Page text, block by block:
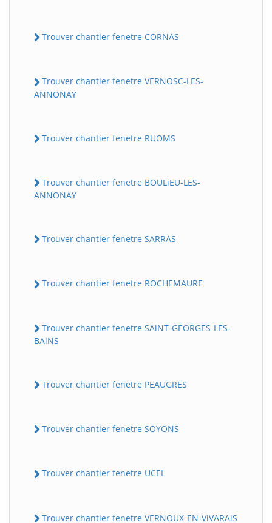
Trouver chantier fenetre CORNAS
Trouver chantier fenetre VERNOSC-LES-
ANNONAY
Trouver chantier fenetre RUOMS
Trouver chantier fenetre BOULiEU-LES-
ANNONAY
Trouver chantier fenetre SARRAS
Trouver chantier fenetre ROCHEMAURE
Trouver chantier fenetre SAiNT-GEORGES-LES-
BAiNS
Trouver chantier fenetre PEAUGRES
Trouver chantier fenetre SOYONS
Trouver chantier fenetre UCEL
Trouver chantier fenetre VERNOUX-EN-ViVARAiS